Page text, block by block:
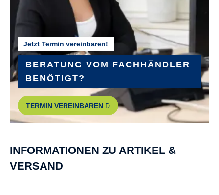
Jetzt Termin vereinbaren!
BERATUNG VOM FACHHÄNDLER
BENÖTIGT?
TERMIN VEREINBAREN
INFORMATIONEN ZU ARTIKEL &
VERSAND